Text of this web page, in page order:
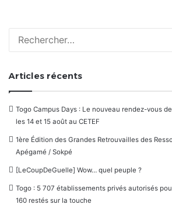
Articles récents
Togo Campus Days : Le nouveau rendez-vous
les 14 et 15 août au CETEF
1ère Édition des Grandes Retrouvailles des
Apégamé / Sokpé
[LeCoupDeGuelle] Wow… quel peuple ?
Togo : 5 707 établissements privés autorisés
160 restés sur la touche